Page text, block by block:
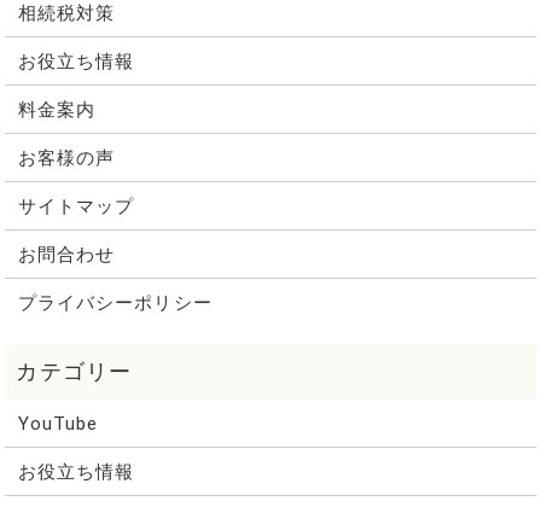
相続税対策
お役立ち情報
料金案内
お客様の声
サイトマップ
お問合わせ
プライバシーポリシー
YouTube
お役立ち情報